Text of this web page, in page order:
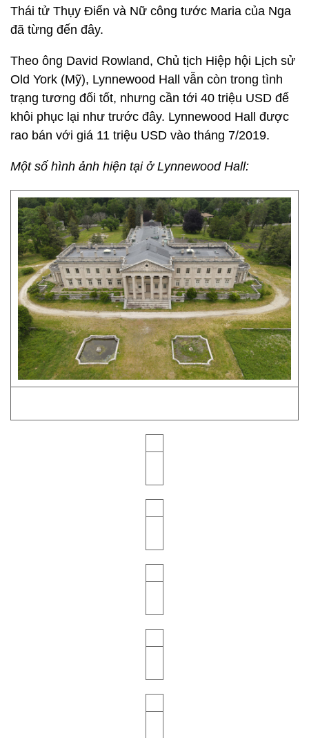
Thái tử Thụy Điển và Nữ công tước Maria của Nga
đã từng đến đây.
Theo ông David Rowland, Chủ tịch Hiệp hội Lịch sử
Old York (Mỹ), Lynnewood Hall vẫn còn trong tình
trạng tương đối tốt, nhưng cần tới 40 triệu USD để
khôi phục lại như trước đây. Lynnewood Hall được
rao bán với giá 11 triệu USD vào tháng 7/2019.
Một số hình ảnh hiện tại ở Lynnewood Hall: